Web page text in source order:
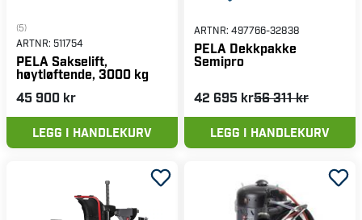
(5)
ARTNR: 511754
PELA Sakselift,
høytløftende, 3000 kg
45 900 kr
LEGG I HANDLEKURV
ARTNR: 497766-32838
PELA Dekkpakke
Semipro
42 695 kr56 311 kr
LEGG I HANDLEKURV